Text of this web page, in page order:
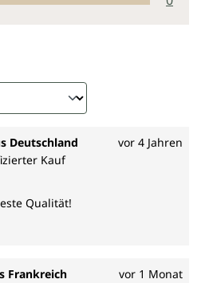
Deutschland vor 4 Jahren
von 5 von 5 Sternen
Kauf
Qualität!
Frankreich vor 1 Monat